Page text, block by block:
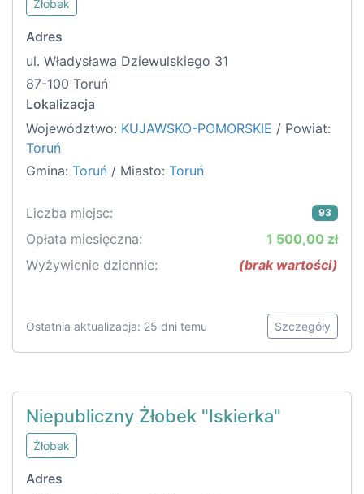
Żłobek
Adres
ul. Władysława Dziewulskiego 31
87-100 Toruń
Lokalizacja
Województwo: KUJAWSKO-POMORSKIE / Powiat:
Toruń
Gmina: Toruń / Miasto: Toruń
Liczba miejsc: 93
Opłata miesięczna:
1 500,00 zł
Wyżywienie dziennie:
(brak wartości)
Ostatnia aktualizacja: 25 dni temu Szczegóły
Niepubliczny Żłobek "Iskierka"
Żłobek
Adres